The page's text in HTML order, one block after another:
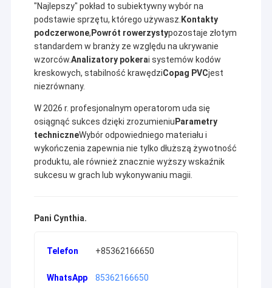
"Najlepszy" pokład to subiektywny wybór na
podstawie sprzętu, którego używasz. Kontakty
podczerwone, Powrót rowerzystypozostaje złotym
standardem w branży ze względu na ukrywanie
wzorców.Analizatory pokerai systemów kodów
kreskowych, stabilność krawędziCopag PVCjest
niezrównany.
W 2026 r. profesjonalnym operatorom uda się
osiągnąć sukces dzięki zrozumieniu Parametry
techniczneWybór odpowiedniego materiału i
wykończenia zapewnia nie tylko dłuższą żywotność
produktu, ale również znacznie wyższy wskaźnik
sukcesu w grach lub wykonywaniu magii.
Pani Cynthia.
Telefon ‬+85362166650‬
WhatsApp 85362166650